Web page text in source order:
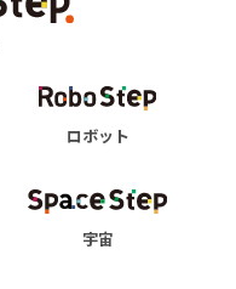
ロボット
宇宙